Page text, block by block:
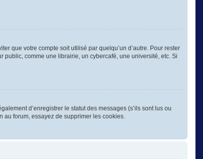
que votre compte soit utilisé par quelqu’un d’autre. Pour rester
comme une librairie, un cybercafé, une université, etc. Si
d’enregistrer le statut des messages (s’ils sont lus ou
au forum, essayez de supprimer les cookies.